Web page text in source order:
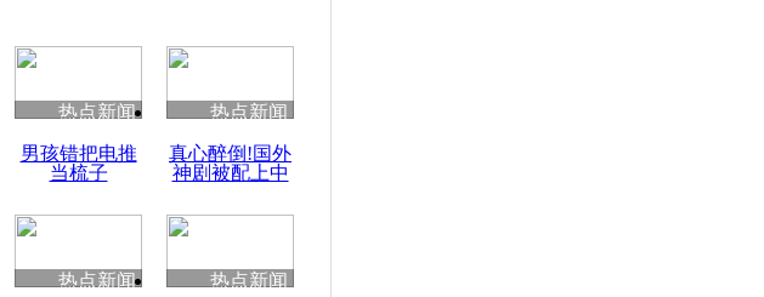
热点新闻
男孩错把电推
当梳子
热点新闻
真心醉倒!国外
神剧被配上中
热点新闻
热点新闻